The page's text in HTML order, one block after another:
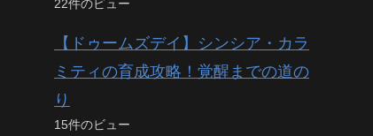
22件のビュー
【ドゥームズデイ】シンシア・カラ
ミティの育成攻略！覚醒までの道の
り
15件のビュー